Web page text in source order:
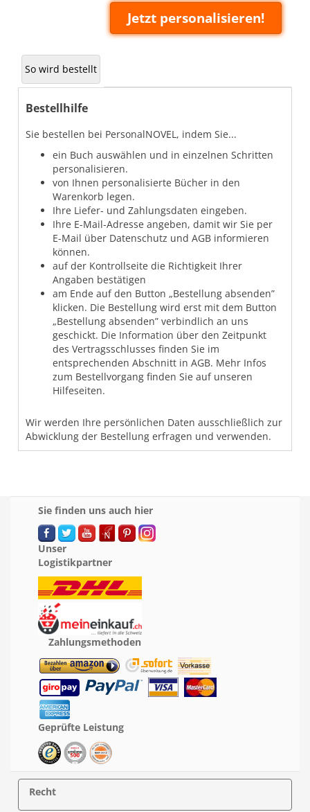
Jetzt personalisieren!
So wird bestellt
Bestellhilfe
Sie bestellen bei PersonalNOVEL, indem Sie...
ein Buch auswählen und in einzelnen Schritten
personalisieren.
von Ihnen personalisierte Bücher in den
Warenkorb legen.
Ihre Liefer- und Zahlungsdaten eingeben.
Ihre E-Mail-Adresse angeben, damit wir Sie per
E-Mail über Datenschutz und AGB informieren
können.
auf der Kontrollseite die Richtigkeit Ihrer
Angaben bestätigen
am Ende auf den Button „Bestellung absenden”
klicken. Die Bestellung wird erst mit dem Button
„Bestellung absenden” verbindlich an uns
geschickt. Die Information über den Zeitpunkt
des Vertragsschlusses finden Sie im
entsprechenden Abschnitt in AGB. Mehr Infos
zum Bestellvorgang finden Sie auf unseren
Hilfeseiten.
Wir werden Ihre persönlichen Daten ausschließlich zur
Abwicklung der Bestellung erfragen und verwenden.
Sie finden uns auch hier
Unser
Logistikpartner
Zahlungsmethoden
Geprüfte Leistung
Recht